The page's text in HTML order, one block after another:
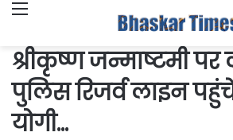
श्रीकृष्ण जन्माष्टमी
पुलिस रिजर्व लाइन
योगी…